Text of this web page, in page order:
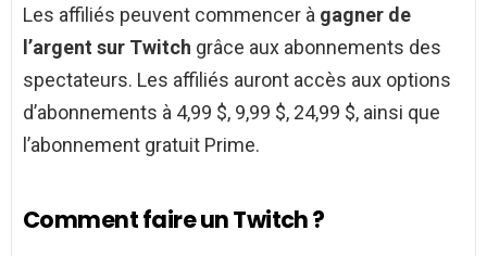
Les affiliés peuvent commencer à gagner de
l’argent sur Twitch grâce aux abonnements des
spectateurs. Les affiliés auront accès aux options
d’abonnements à 4,99 $, 9,99 $, 24,99 $, ainsi que
l’abonnement gratuit Prime.
Comment faire un Twitch ?